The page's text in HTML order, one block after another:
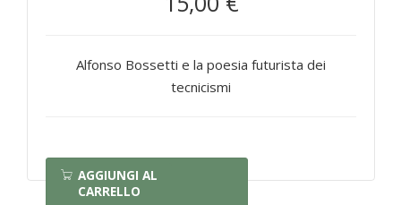
Alfonso Bossetti e la poesia futurista dei
tecnicismi
AGGIUNGI AL
CARRELLO